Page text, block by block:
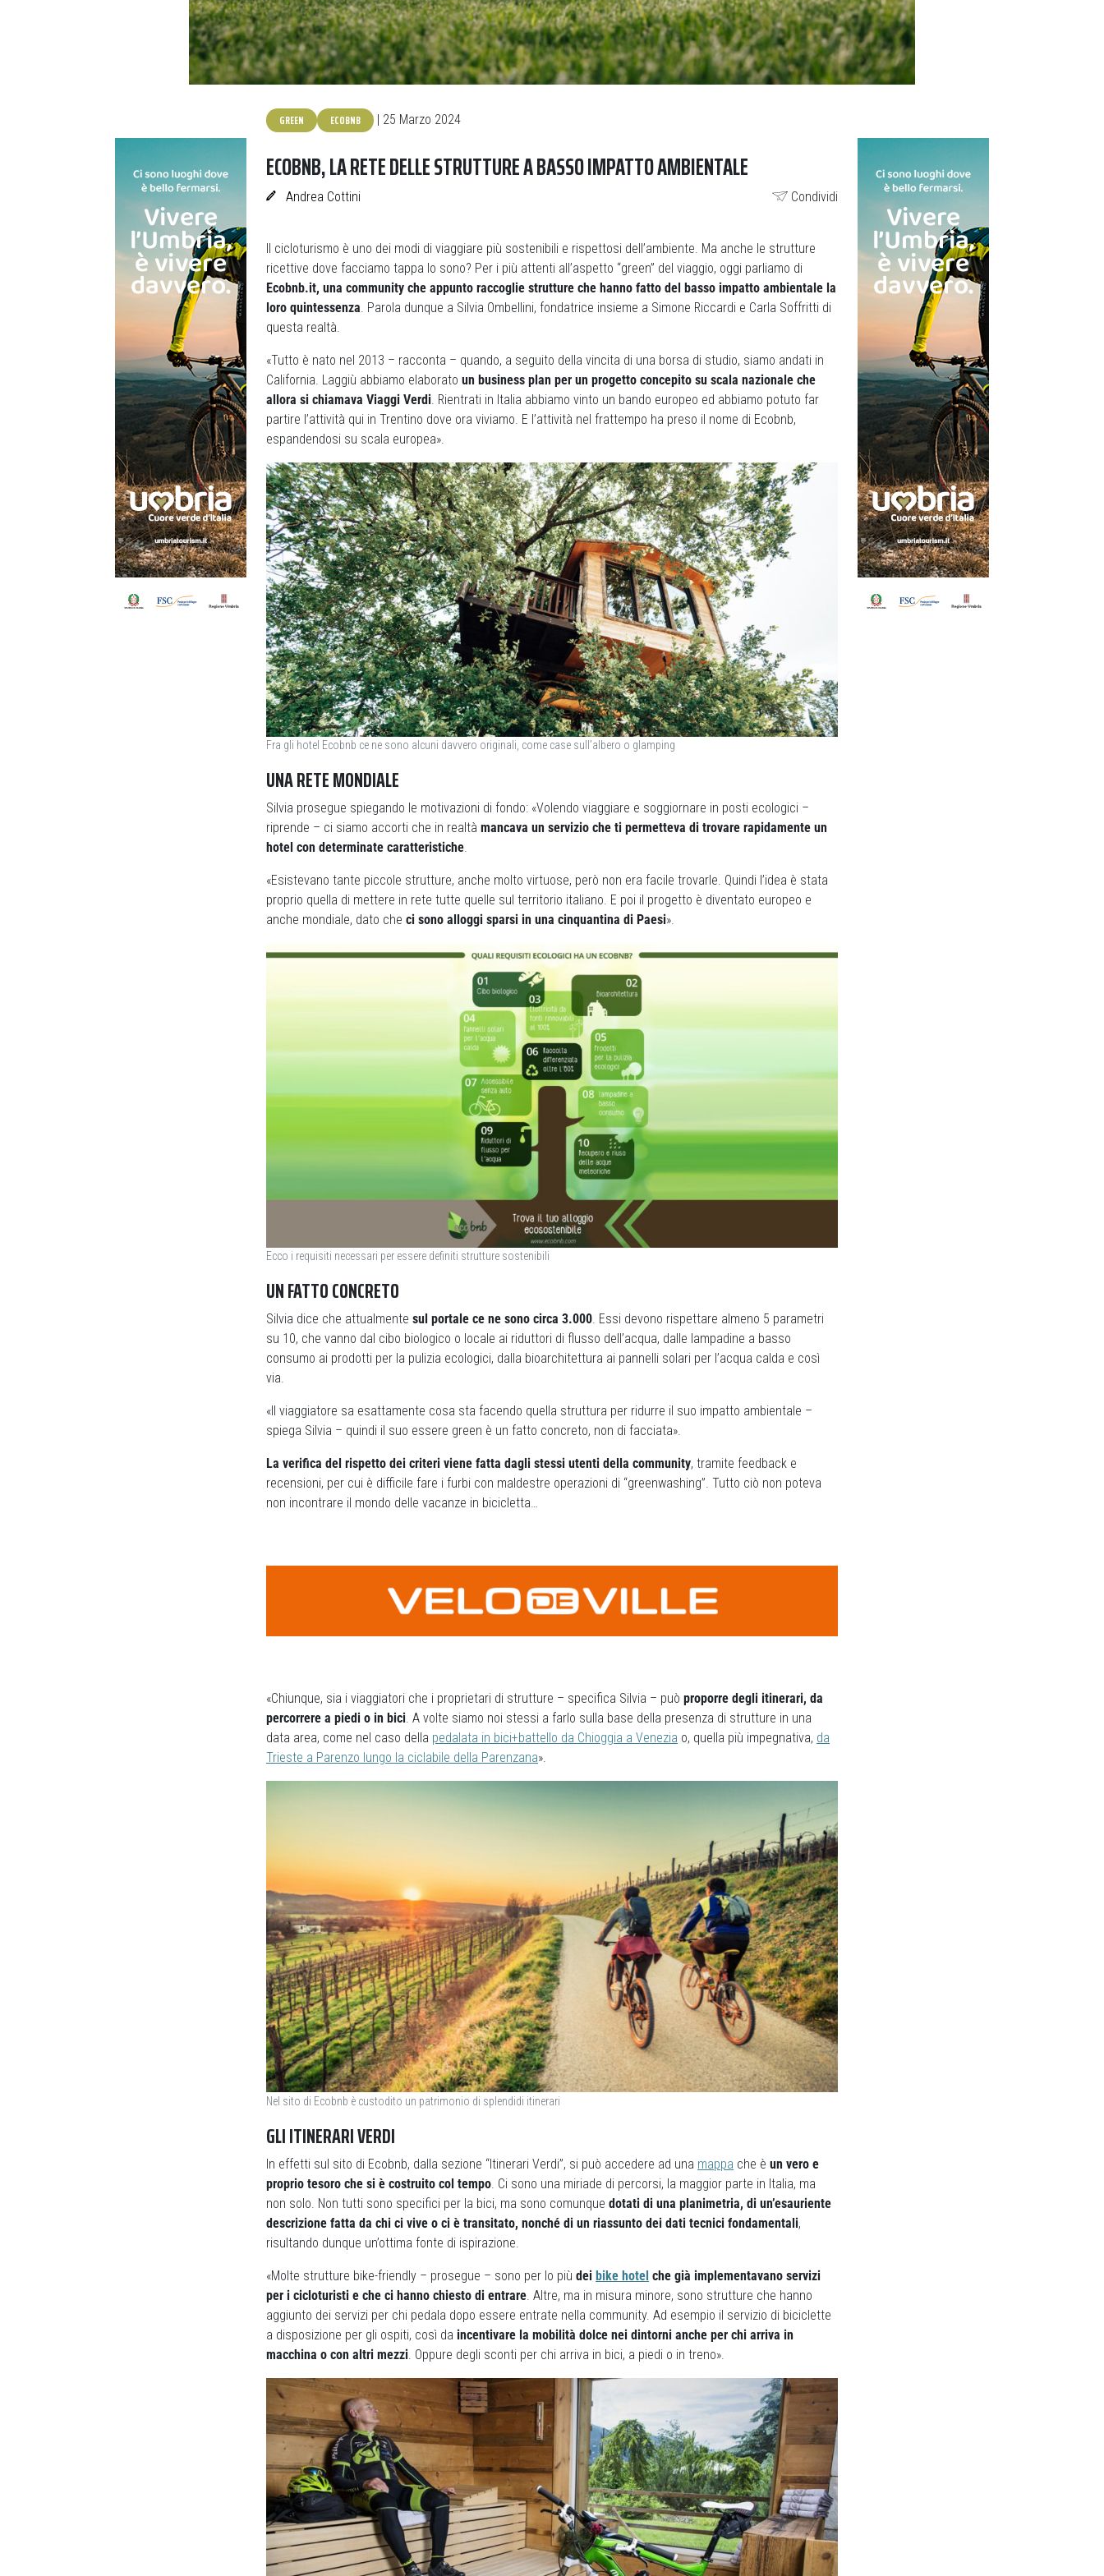
GREEN ECOBNB | 25 Marzo 2024
ECOBNB, LA RETE DELLE STRUTTURE A BASSO IMPATTO AMBIENTALE
Andrea Cottini Condividi
Il cicloturismo è uno dei modi di viaggiare più sostenibili e rispettosi dell’ambiente. Ma anche le strutture
ricettive dove facciamo tappa lo sono? Per i più attenti all’aspetto “green” del viaggio, oggi parliamo di
Ecobnb.it, una community che appunto raccoglie strutture che hanno fatto del basso impatto ambientale la
loro quintessenza . Parola dunque a Silvia Ombellini, fondatrice insieme a Simone Riccardi e Carla Soffritti di
questa realtà.
«Tutto è nato nel 2013 – racconta – quando, a seguito della vincita di una borsa di studio, siamo andati in
California. Laggiù abbiamo elaborato un business plan per un progetto concepito su scala nazionale che
allora si chiamava Viaggi Verdi . Rientrati in Italia abbiamo vinto un bando europeo ed abbiamo potuto far
partire l’attività qui in Trentino dove ora viviamo. E l’attività nel frattempo ha preso il nome di Ecobnb,
espandendosi su scala europea».
Fra gli hotel Ecobnb ce ne sono alcuni davvero originali, come case sull’albero o glamping
UNA RETE MONDIALE
Silvia prosegue spiegando le motivazioni di fondo: «Volendo viaggiare e soggiornare in posti ecologici –
riprende – ci siamo accorti che in realtà mancava un servizio che ti permetteva di trovare rapidamente un
hotel con determinate caratteristiche.
«Esistevano tante piccole strutture, anche molto virtuose, però non era facile trovarle. Quindi l’idea è stata
proprio quella di mettere in rete tutte quelle sul territorio italiano. E poi il progetto è diventato europeo e
anche mondiale, dato che ci sono alloggi sparsi in una cinquantina di Paesi».
Ecco i requisiti necessari per essere definiti strutture sostenibili
UN FATTO CONCRETO
Silvia dice che attualmente sul portale ce ne sono circa 3.000. Essi devono rispettare almeno 5 parametri
su 10, che vanno dal cibo biologico o locale ai riduttori di flusso dell’acqua, dalle lampadine a basso
consumo ai prodotti per la pulizia ecologici, dalla bioarchitettura ai pannelli solari per l’acqua calda e così
via.
«Il viaggiatore sa esattamente cosa sta facendo quella struttura per ridurre il suo impatto ambientale –
spiega Silvia – quindi il suo essere green è un fatto concreto, non di facciata».
La verifica del rispetto dei criteri viene fatta dagli stessi utenti della community, tramite feedback e
recensioni, per cui è difficile fare i furbi con maldestre operazioni di “greenwashing”. Tutto ciò non poteva
non incontrare il mondo delle vacanze in bicicletta…
«Chiunque, sia i viaggiatori che i proprietari di strutture – specifica Silvia – può proporre degli itinerari, da
percorrere a piedi o in bici. A volte siamo noi stessi a farlo sulla base della presenza di strutture in una
data area, come nel caso della pedalata in bici+battello da Chioggia a Venezia o, quella più impegnativa, da
Trieste a Parenzo lungo la ciclabile della Parenzana».
Nel sito di Ecobnb è custodito un patrimonio di splendidi itinerari
GLI ITINERARI VERDI
In effetti sul sito di Ecobnb, dalla sezione “Itinerari Verdi”, si può accedere ad una mappa che è un vero e
proprio tesoro che si è costruito col tempo. Ci sono una miriade di percorsi, la maggior parte in Italia, ma
non solo. Non tutti sono specifici per la bici, ma sono comunque dotati di una planimetria, di un’esauriente
descrizione fatta da chi ci vive o ci è transitato, nonché di un riassunto dei dati tecnici fondamentali,
risultando dunque un’ottima fonte di ispirazione.
«Molte strutture bike-friendly – prosegue – sono per lo più dei bike hotel che già implementavano servizi
per i cicloturisti e che ci hanno chiesto di entrare. Altre, ma in misura minore, sono strutture che hanno
aggiunto dei servizi per chi pedala dopo essere entrate nella community. Ad esempio il servizio di biciclette
a disposizione per gli ospiti, così da incentivare la mobilità dolce nei dintorni anche per chi arriva in
macchina o con altri mezzi. Oppure degli sconti per chi arriva in bici, a piedi o in treno».